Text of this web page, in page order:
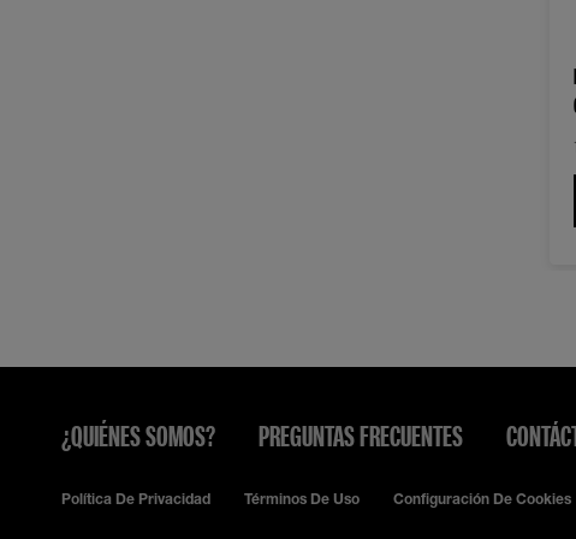
¿QUIÉNES SOMOS? PREGUNTAS FRECUENTES
Política De Privacidad Términos De Uso Configuración De Cookies